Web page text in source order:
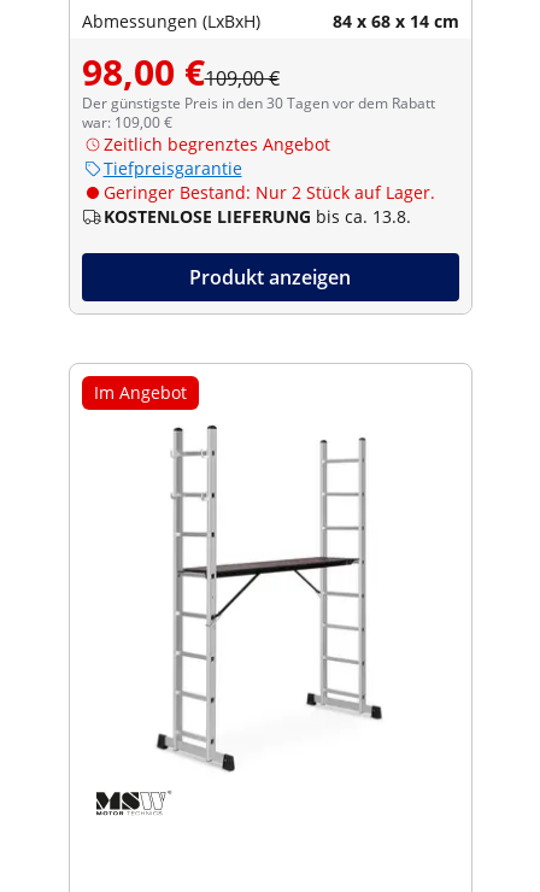
Abmessungen (LxBxH) 84 x 68 x 14 cm
98,00 €109,00 €
Der günstigste Preis in den 30 Tagen vor dem Rabatt
war: 109,00 €
Zeitlich begrenztes Angebot
Tiefpreisgarantie
Geringer Bestand: Nur 2 Stück auf Lager.
KOSTENLOSE LIEFERUNG bis ca. 13.8.
Produkt anzeigen
Im Angebot